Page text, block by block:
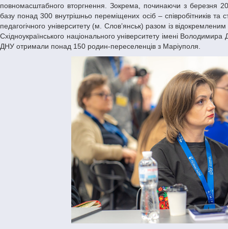
повномасштабного вторгнення. Зокрема, починаючи з березня
базу понад 300 внутрішньо переміщених осіб – співробітників
педагогічного університету (м. Слов’янськ) разом із
Східноукраїнського національного університету імені
ДНУ отримали понад 150 родин-переселенців з Маріуполя.